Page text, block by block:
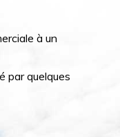
à un
par quelques